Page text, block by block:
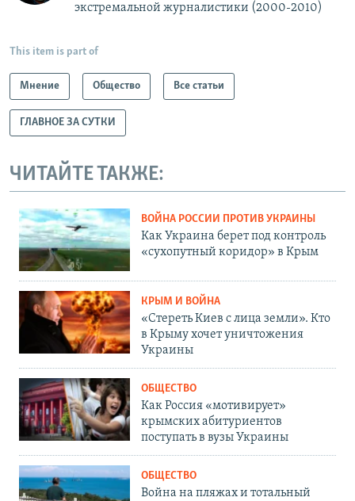
экстремальной журналистики (2000-2010)
This item is part of
Мнение Общество Все статьи
ГЛАВНОЕ ЗА СУТКИ
ЧИТАЙТЕ ТАКЖЕ:
ВОЙНА РОССИИ ПРОТИВ УКРАИНЫ
Как Украина берет под контроль
«сухопутный коридор» в Крым
КРЫМ И ВОЙНА
«Стереть Киев с лица земли». Кто
в Крыму хочет уничтожения
Украины
ОБЩЕСТВО
Как Россия «мотивирует»
крымских абитуриентов
поступать в вузы Украины
ОБЩЕСТВО
Война на пляжах и тотальный